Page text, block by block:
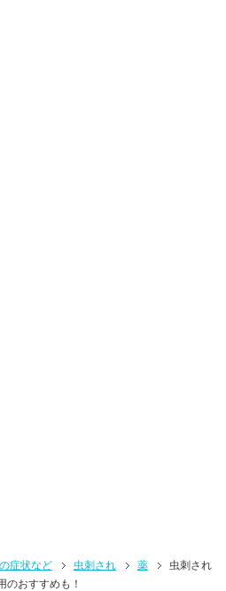
症状など 虫刺され 薬
虫刺され
のおすすめも！